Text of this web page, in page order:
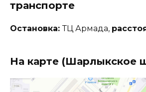
транспорте
Остановка:ТЦ Армада,
На карте (Шарлыкское